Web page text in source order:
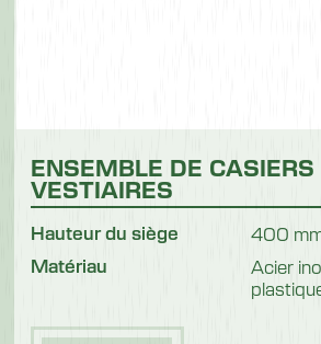
ENSEMBLE DE CASIERS
VESTIAIRES
Hauteur du siège 400
Matériau
Acier